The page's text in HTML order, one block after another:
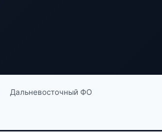
Дальневосточный ФО